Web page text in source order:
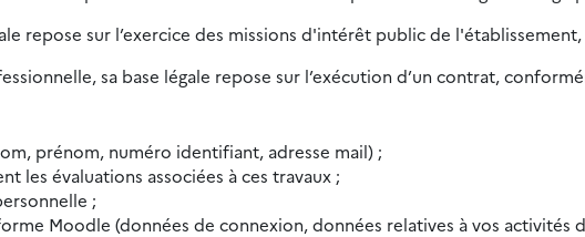
repose sur l’exercice des missions d'intérêt public de
sa base légale repose sur l’exécution d’un contrat,
prénom, numéro identifiant, adresse mail) ;
les évaluations associées à ces travaux ;
;
Moodle (données de connexion, données relatives à vos activités